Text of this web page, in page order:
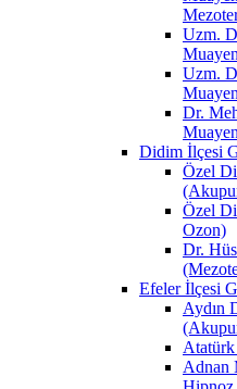
Uzm.
Uzm.
Dr.
Didim İlçesi
Özel
Özel
Ozon)
Dr.
Efeler İlçesi
Aydın
Adnan